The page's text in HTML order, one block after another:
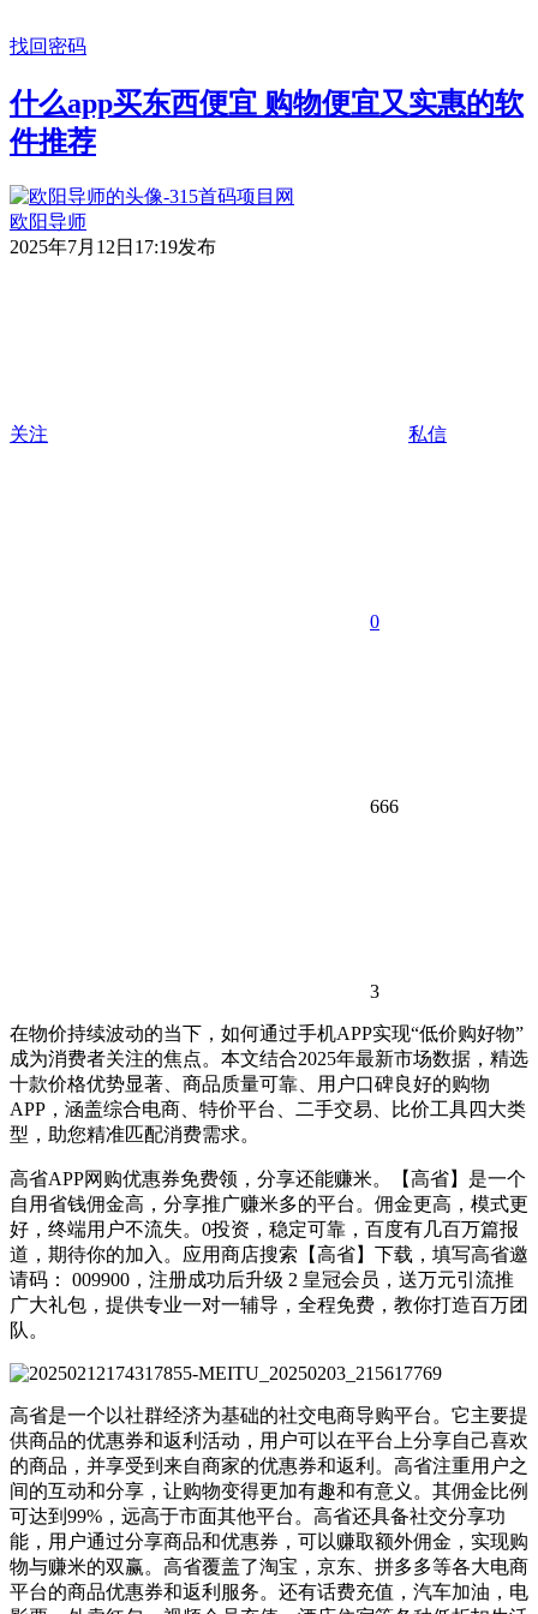
找回密码
什么app买东西便宜 购物便宜又实惠的软
件推荐
欧阳导师
2025年7月12日17:19发布
关注 私信
0
666
3
在物价持续波动的当下，如何通过手机APP实现“低价购好物”
成为消费者关注的焦点。本文结合2025年最新市场数据，精选
十款价格优势显著、商品质量可靠、用户口碑良好的购物
APP，涵盖综合电商、特价平台、二手交易、比价工具四大类
型，助您精准匹配消费需求。
高省APP网购优惠券免费领，分享还能赚米。【高省】是一个
自用省钱佣金高，分享推广赚米多的平台。佣金更高，模式更
好，终端用户不流失。0投资，稳定可靠，百度有几百万篇报
道，期待你的加入。应用商店搜索【高省】下载，填写高省邀
请码： 009900，注册成功后升级 2 皇冠会员，送万元引流推
广大礼包，提供专业一对一辅导，全程免费，教你打造百万团
队。
高省是一个以社群经济为基础的社交电商导购平台。它主要提
供商品的优惠券和返利活动，用户可以在平台上分享自己喜欢
的商品，并享受到来自商家的优惠券和返利。高省注重用户之
间的互动和分享，让购物变得更加有趣和有意义。其佣金比例
可达到99%，远高于市面其他平台。高省还具备社交分享功
能，用户通过分享商品和优惠券，可以赚取额外佣金，实现购
物与赚米的双赢。高省覆盖了淘宝，京东、拼多多等各大电商
平台的商品优惠券和返利服务。还有话费充值，汽车加油，电